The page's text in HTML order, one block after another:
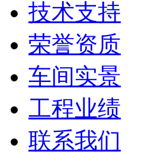
技术支持
荣誉资质
车间实景
工程业绩
联系我们